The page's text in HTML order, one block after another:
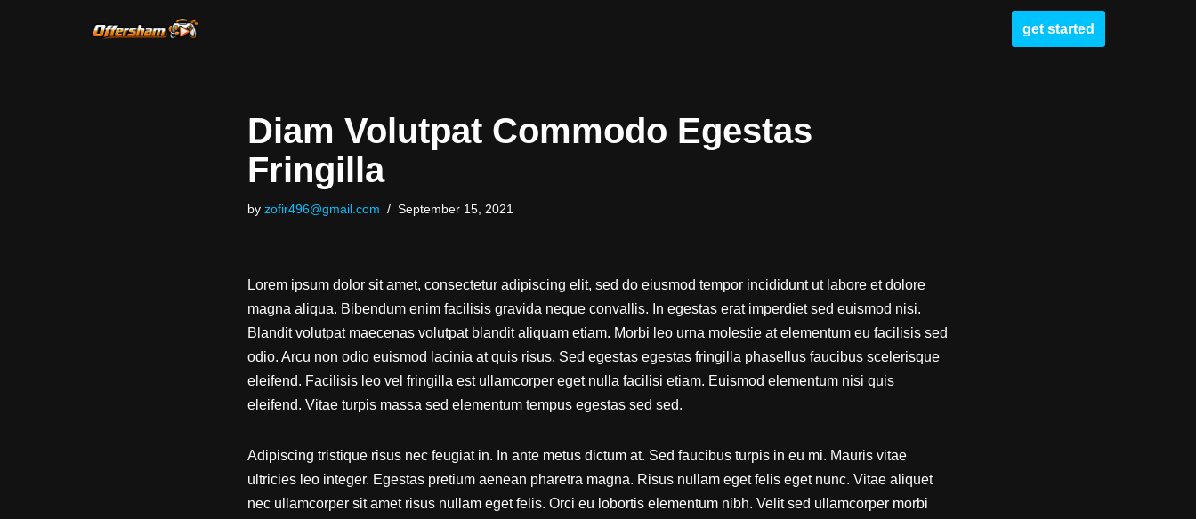
get started
Diam Volutpat Commodo Egestas
Fringilla
by zofir496@gmail.com September 15, 2021
Lorem ipsum dolor sit amet, consectetur adipiscing elit, sed do eiusmod tempor incididunt ut labore et dolore
magna aliqua. Bibendum enim facilisis gravida neque convallis. In egestas erat imperdiet sed euismod nisi.
Blandit volutpat maecenas volutpat blandit aliquam etiam. Morbi leo urna molestie at elementum eu facilisis sed
odio. Arcu non odio euismod lacinia at quis risus. Sed egestas egestas fringilla phasellus faucibus scelerisque
eleifend. Facilisis leo vel fringilla est ullamcorper eget nulla facilisi etiam. Euismod elementum nisi quis
eleifend. Vitae turpis massa sed elementum tempus egestas sed sed.
Adipiscing tristique risus nec feugiat in. In ante metus dictum at. Sed faucibus turpis in eu mi. Mauris vitae
ultricies leo integer. Egestas pretium aenean pharetra magna. Risus nullam eget felis eget nunc. Vitae aliquet
nec ullamcorper sit amet risus nullam eget felis. Orci eu lobortis elementum nibh. Velit sed ullamcorper morbi